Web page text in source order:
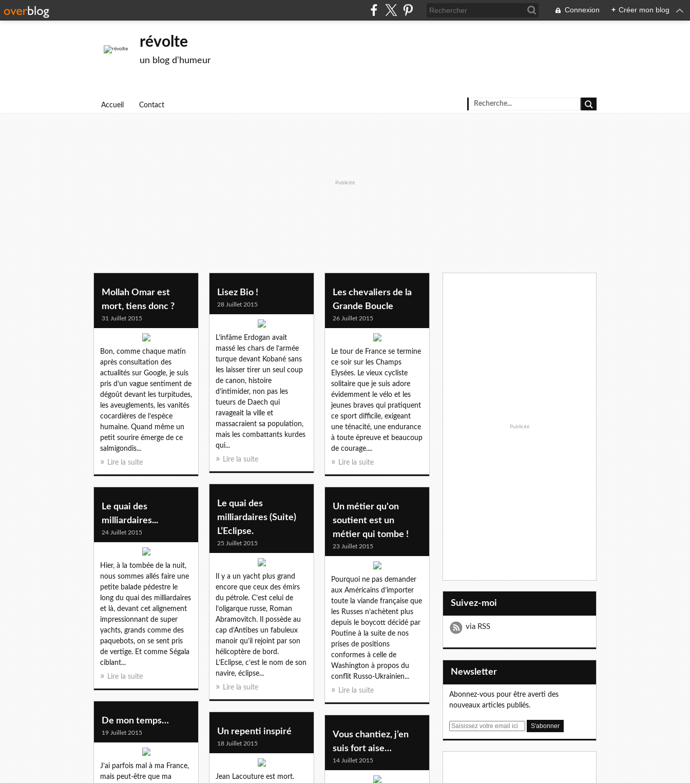
Connexion + Créer mon blog
révolte
un blog d'humeur
Accueil Contact
Publicité
Mollah Omar est
mort, tiens donc ?
31 Juillet 2015
Bon, comme chaque matin
après consultation des
actualités sur Google, je suis
pris d’un vague sentiment de
dégoût devant les turpitudes,
les aveuglements, les vanités
cocardières de l’espèce
humaine. Quand même un
petit sourire émerge de ce
salmigondis...
Lire la suite
Lisez Bio !
28 Juillet 2015
L’infâme Erdogan avait
massé les chars de l’armée
turque devant Kobané sans
les laisser tirer un seul coup
de canon, histoire
d’intimider, non pas les
tueurs de Daech qui
ravageait la ville et
massacraient sa population,
mais les combattants kurdes
qui...
Lire la suite
Les chevaliers de la
Grande Boucle
26 Juillet 2015
Le tour de France se termine
ce soir sur les Champs
Elysées. Le vieux cycliste
solitaire que je suis adore
évidemment le vélo et les
jeunes braves qui pratiquent
ce sport difficile, exigeant
une ténacité, une endurance
à toute épreuve et beaucoup
de courage....
Lire la suite
Le quai des
milliardaires (Suite)
L’Eclipse.
25 Juillet 2015
Il y a un yacht plus grand
encore que ceux des émirs
du pétrole. C’est celui de
l’oligarque russe, Roman
Abramovitch. Il possède au
cap d’Antibes un fabuleux
manoir qu’il rejoint par son
hélicoptère de bord.
L’Eclipse, c’est le nom de son
navire, éclipse...
Lire la suite
Le quai des
milliardaires...
24 Juillet 2015
Hier, à la tombée de la nuit,
nous sommes allés faire une
petite balade pédestre le
long du quai des milliardaires
et là, devant cet alignement
impressionnant de super
yachts, grands comme des
paquebots, on se sent pris
de vertige. Et comme Ségala
ciblant...
Lire la suite
Un métier qu'on
soutient est un
métier qui tombe !
23 Juillet 2015
Pourquoi ne pas demander
aux Américains d’importer
toute la viande française que
les Russes n’achètent plus
depuis le boycott décidé par
Poutine à la suite de nos
prises de positions
conformes à celle de
Washington à propos du
conflit Russo-Ukrainien...
Lire la suite
De mon temps…
19 Juillet 2015
J’ai parfois mal à ma France,
mais peut-être que ma
Un repenti inspiré
18 Juillet 2015
Jean Lacouture est mort.
Vous chantiez, j’en
suis fort aise…
14 Juillet 2015
Publicité
Suivez-moi
via RSS
Newsletter
Abonnez-vous pour être averti des
nouveaux articles publiés.
E